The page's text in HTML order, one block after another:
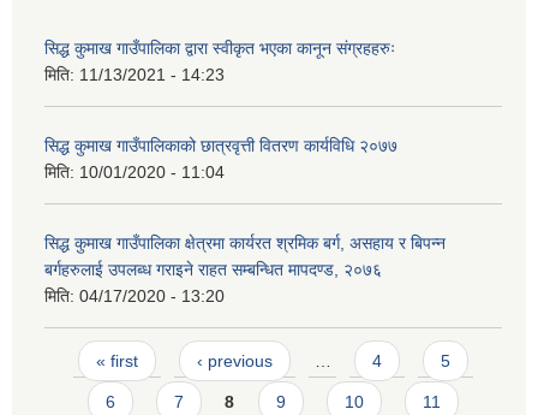
सिद्ध कुमाख गाउँपालिका द्वारा स्वीकृत भएका कानून संग्रहहरुः
मिति: 11/13/2021 - 14:23
सिद्ध कुमाख गाउँपालिकाको छात्रवृत्ती वितरण कार्यविधि २०७७
मिति: 10/01/2020 - 11:04
सिद्ध कुमाख गाउँपालिका क्षेत्रमा कार्यरत श्रमिक बर्ग, असहाय र बिपन्न
बर्गहरुलाई उपलब्ध गराइने राहत सम्बन्धित मापदण्ड, २०७६
मिति: 04/17/2020 - 13:20
Pages
« first ‹ previous … 4 5
6 7 8 9 10 11